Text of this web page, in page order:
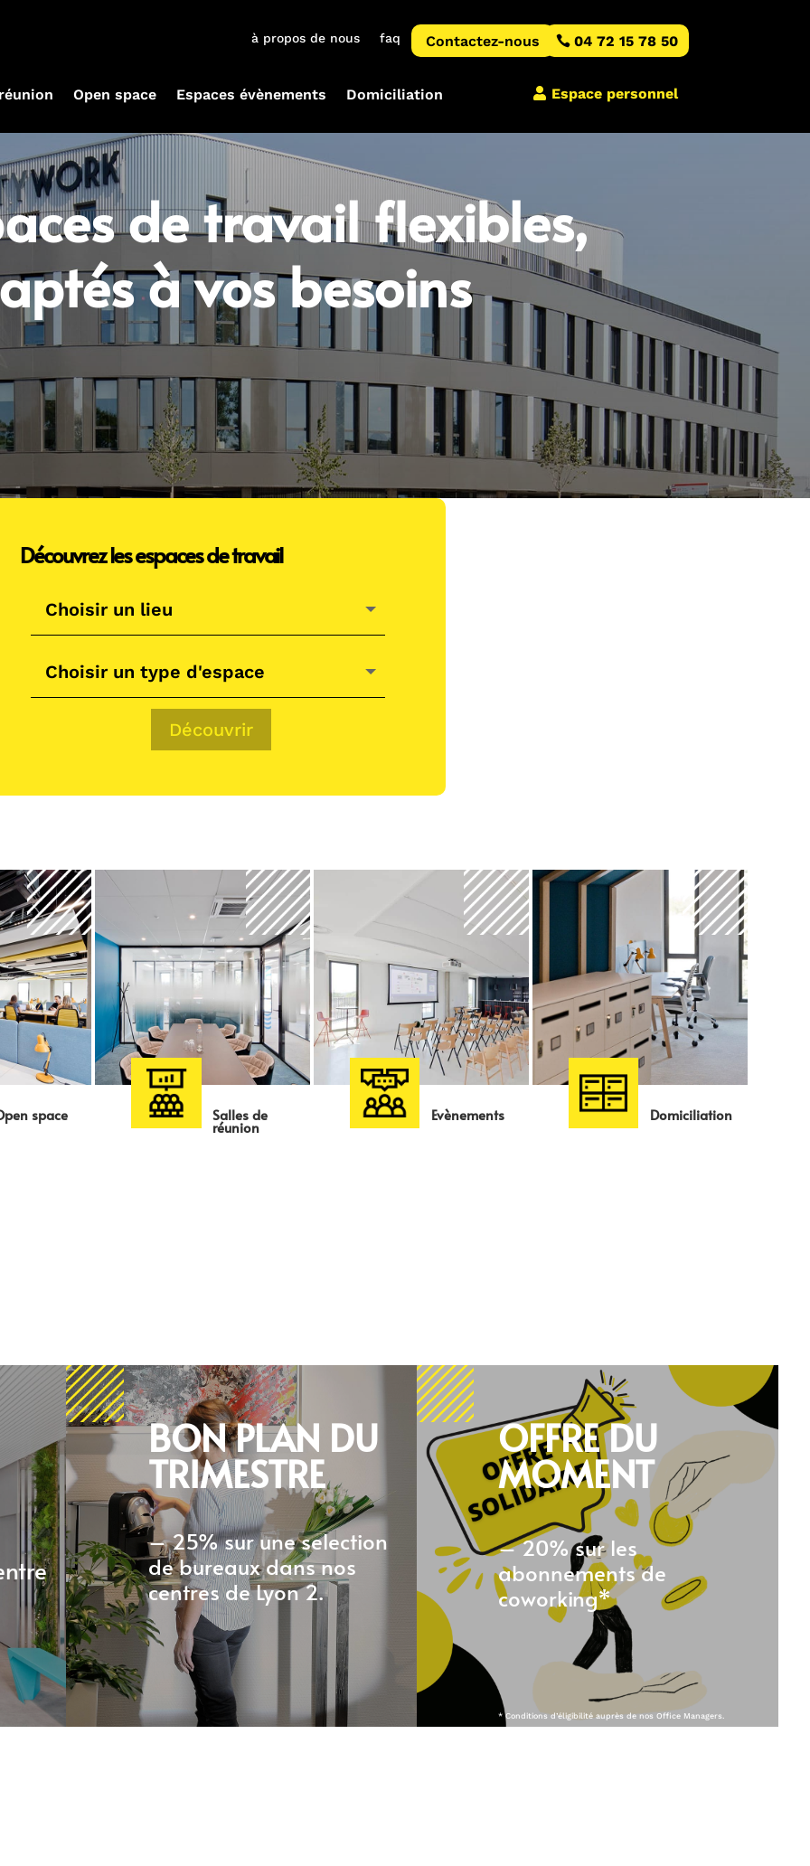
à propos de nous faq Contactez-nous 04 72 15 78 50
Open space Espaces évènements Domiciliation Espace personnel
de travail flexibles,
à vos besoins
Découvrez les espaces de travail
Découvrir
space Salles de
réunion
Evènements Domiciliation
BON PLAN DU
TRIMESTRE
– 25% sur une selection
de bureaux dans nos
centres de Lyon 2.
OFFRE DU
MOMENT
– 20% sur les
abonnements de
coworking*
* Conditions d’éligibilité auprès de nos Office Managers.